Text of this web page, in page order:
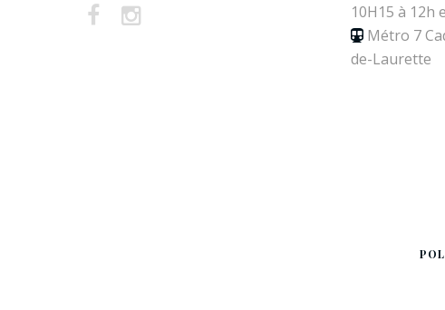
10H15 à 12h
Métro 7
de-Laurette